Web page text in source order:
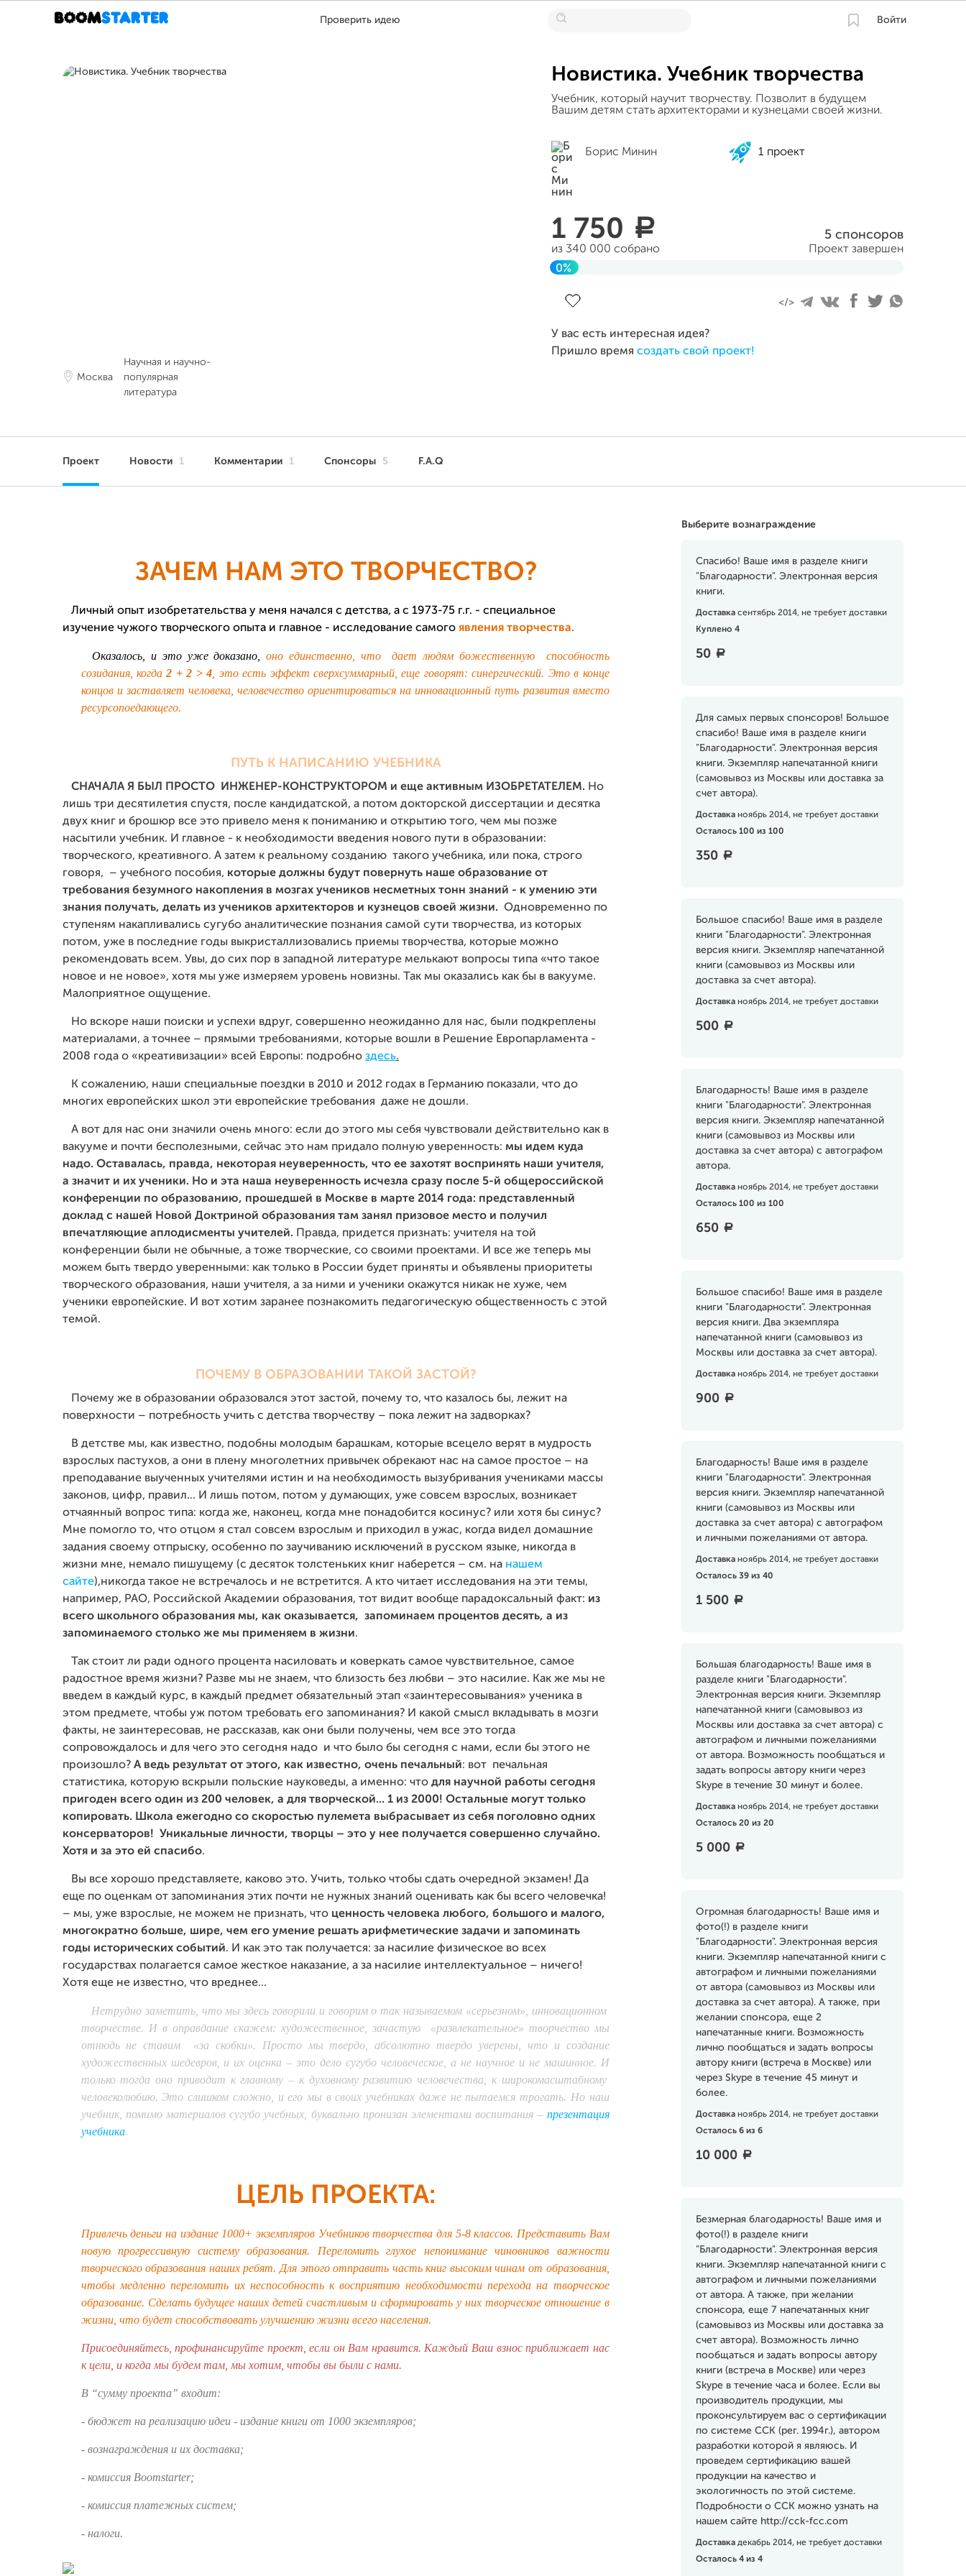
Проверить идею Войти
Москва
Научная и научно-
популярная
литература
Новистика. Учебник творчества
Учебник, который научит творчеству. Позволит в будущем
Вашим детям стать архитекторами и кузнецами своей жизни.
Борис Минин 1 проект
1 750 a
из 340 000 собрано
5 спонсоров
Проект завершен
0%
У вас есть интересная идея?
Пришло время создать свой проект!
Проект Новости 1 Комментарии 1 Спонсоры 5 F.A.Q
Выберите вознаграждение
Спасибо! Ваше имя в разделе книги
"Благодарности". Электронная версия
книги.
Доставка сентябрь 2014, не требует доставки
Куплено 4
50 a
Для самых первых спонсоров! Большое
спасибо! Ваше имя в разделе книги
"Благодарности". Электронная версия
книги. Экземпляр напечатанной книги
(самовывоз из Москвы или доставка за
счет автора).
Доставка ноябрь 2014, не требует доставки
Осталось 100 из 100
350 a
Большое спасибо! Ваше имя в разделе
книги "Благодарности". Электронная
версия книги. Экземпляр напечатанной
книги (самовывоз из Москвы или
доставка за счет автора).
Доставка ноябрь 2014, не требует доставки
500 a
Благодарность! Ваше имя в разделе
книги "Благодарности". Электронная
версия книги. Экземпляр напечатанной
книги (самовывоз из Москвы или
доставка за счет автора) с автографом
автора.
Доставка ноябрь 2014, не требует доставки
Осталось 100 из 100
650 a
Большое спасибо! Ваше имя в разделе
книги "Благодарности". Электронная
версия книги. Два экземпляра
напечатанной книги (самовывоз из
Москвы или доставка за счет автора).
Доставка ноябрь 2014, не требует доставки
900 a
Благодарность! Ваше имя в разделе
книги "Благодарности". Электронная
версия книги. Экземпляр напечатанной
книги (самовывоз из Москвы или
доставка за счет автора) с автографом
и личными пожеланиями от автора.
Доставка ноябрь 2014, не требует доставки
Осталось 39 из 40
1 500 a
Большая благодарность! Ваше имя в
разделе книги "Благодарности".
Электронная версия книги. Экземпляр
напечатанной книги (самовывоз из
Москвы или доставка за счет автора) с
автографом и личными пожеланиями
от автора. Возможность пообщаться и
задать вопросы автору книги через
Skype в течение 30 минут и более.
Доставка ноябрь 2014, не требует доставки
Осталось 20 из 20
5 000 a
Огромная благодарность! Ваше имя и
фото(!) в разделе книги
"Благодарности". Электронная версия
книги. Экземпляр напечатанной книги с
автографом и личными пожеланиями
от автора (самовывоз из Москвы или
доставка за счет автора). А также, при
желании спонсора, еще 2
напечатанные книги. Возможность
лично пообщаться и задать вопросы
автору книги (встреча в Москве) или
через Skype в течение 45 минут и
более.
Доставка ноябрь 2014, не требует доставки
Осталось 6 из 6
10 000 a
Безмерная благодарность! Ваше имя и
фото(!) в разделе книги
"Благодарности". Электронная версия
книги. Экземпляр напечатанной книги с
автографом и личными пожеланиями
от автора. А также, при желании
спонсора, еще 7 напечатанных книг
(самовывоз из Москвы или доставка за
счет автора). Возможность лично
пообщаться и задать вопросы автору
книги (встреча в Москве) или через
Skype в течение часа и более. Если вы
производитель продукции, мы
проконсультируем вас о сертификации
по системе ССК (рег. 1994г.), автором
разработки которой я являюсь. И
проведем сертификацию вашей
продукции на качество и
экологичность по этой системе.
Подробности о ССК можно узнать на
нашем сайте http://cck-fcc.com
Доставка декабрь 2014, не требует доставки
Осталось 4 из 4
ЗАЧЕМ НАМ ЭТО ТВОРЧЕСТВО?
Личный опыт изобретательства у меня начался с детства, а с 1973-75 г.г. - специальное
изучение чужого творческого опыта и главное - исследование самого явления творчества.
Оказалось, и это уже доказано,
оно единственно, что дает людям божественную способность
созидания, когда2 + 2 > 4 , это есть эффект сверхсуммарный, еще говорят: синергический. Это в конце
концов и заставляет человека, человечество ориентироваться на инновационный путь развития вместо
ресурсопоедающего.
ПУТЬ К НАПИСАНИЮ УЧЕБНИКА
СНАЧАЛА Я БЫЛ ПРОСТО ИНЖЕНЕР-КОНСТРУКТОРОМ и еще активным ИЗОБРЕТАТЕЛЕМ. Но
лишь три десятилетия спустя, после кандидатской, а потом докторской диссертации и десятка
двух книг и брошюр все это привело меня к пониманию и открытию того, чем мы позже
насытили учебник. И главное - к необходимости введения нового пути в образовании:
творческого, креативного. А затем к реальному созданию такого учебника, или пока, строго
говоря, – учебного пособия, которые должны будут повернуть наше образование от
требования безумного накопления в мозгах учеников несметных тонн знаний - к умению эти
знания получать, делать из учеников архитекторов и кузнецов своей жизни. Одновременно по
ступеням накапливались сугубо аналитические познания самой сути творчества, из которых
потом, уже в последние годы выкристаллизовались приемы творчества, которые можно
рекомендовать всем. Увы, до сих пор в западной литературе мелькают вопросы типа «что такое
новое и не новое», хотя мы уже измеряем уровень новизны. Так мы оказались как бы в вакууме.
Малоприятное ощущение.
Но вскоре наши поиски и успехи вдруг, совершенно неожиданно для нас, были подкреплены
материалами, а точнее – прямыми требованиями, которые вошли в Решение Европарламента -
2008 года о «креативизации» всей Европы: подробно здесь.
К сожалению, наши специальные поездки в 2010 и 2012 годах в Германию показали, что до
многих европейских школ эти европейские требования даже не дошли.
А вот для нас они значили очень много: если до этого мы себя чувствовали действительно как в
вакууме и почти бесполезными, сейчас это нам придало полную уверенность: мы идем куда
надо. Оставалась, правда, некоторая неуверенность, что ее захотят воспринять наши учителя,
а значит и их ученики. Но и эта наша неуверенность исчезла сразу после 5-й общероссийской
конференции по образованию, прошедшей в Москве в марте 2014 года: представленный
доклад с нашей Новой Доктриной образования там занял призовое место и получил
впечатляющие аплодисменты учителей. Правда, придется признать: учителя на той
конференции были не обычные, а тоже творческие, со своими проектами. И все же теперь мы
можем быть твердо уверенными: как только в России будет приняты и объявлены приоритеты
творческого образования, наши учителя, а за ними и ученики окажутся никак не хуже, чем
ученики европейские. И вот хотим заранее познакомить педагогическую общественность с этой
темой.
ПОЧЕМУ В ОБРАЗОВАНИИ ТАКОЙ ЗАСТОЙ?
Почему же в образовании образовался этот застой, почему то, что казалось бы, лежит на
поверхности – потребность учить с детства творчеству – пока лежит на задворках?
В детстве мы, как известно, подобны молодым барашкам, которые всецело верят в мудрость
взрослых пастухов, а они в плену многолетних привычек обрекают нас на самое простое – на
преподавание выученных учителями истин и на необходимость вызубривания учениками массы
законов, цифр, правил... И лишь потом, потом у думающих, уже совсем взрослых, возникает
отчаянный вопрос типа: когда же, наконец, когда мне понадобится косинус? или хотя бы синус?
Мне помогло то, что отцом я стал совсем взрослым и приходил в ужас, когда видел домашние
задания своему отпрыску, особенно по заучиванию исключений в русском языке, никогда в
жизни мне, немало пишущему (с десяток толстеньких книг наберется – см. на нашем
сайте),никогда такое не встречалось и не встретится. А кто читает исследования на эти темы,
например, РАО, Российской Академии образования, тот видит вообще парадоксальный факт: из
всего школьного образования мы, как оказывается, запоминаем процентов десять, а из
запоминаемого столько же мы применяем в жизни.
Так стоит ли ради одного процента насиловать и коверкать самое чувствительное, самое
радостное время жизни? Разве мы не знаем, что близость без любви – это насилие. Как же мы не
введем в каждый курс, в каждый предмет обязательный этап «заинтересовывания» ученика в
этом предмете, чтобы уж потом требовать его запоминания? И какой смысл вкладывать в мозги
факты, не заинтересовав, не рассказав, как они были получены, чем все это тогда
сопровождалось и для чего это сегодня надо и что было бы сегодня с нами, если бы этого не
произошло? А ведь результат от этого, как известно, очень печальный: вот печальная
статистика, которую вскрыли польские науковеды, а именно: что для научной работы сегодня
пригоден всего один из 200 человек, а для творческой... 1 из 2000! Остальные могут только
копировать. Школа ежегодно со скоростью пулемета выбрасывает из себя поголовно одних
консерваторов! Уникальные личности, творцы – это у нее получается совершенно случайно.
Хотя и за это ей спасибо.
Вы все хорошо представляете, каково это. Учить, только чтобы сдать очередной экзамен! Да
еще по оценкам от запоминания этих почти не нужных знаний оценивать как бы всего человечка!
– мы, уже взрослые, не можем не признать, что ценность человека любого, большого и малого,
многократно больше, шире, чем его умение решать арифметические задачи и запоминать
годы исторических событий. И как это так получается: за насилие физическое во всех
государствах полагается самое жесткое наказание, а за насилие интеллектуальное – ничего!
Хотя еще не известно, что вреднее...
Нетрудно заметить, что мы здесь говорили и говорим о так называемом «серьезном», инновационном
творчестве. И в оправдание скажем: художественное, зачастую «развлекательное» творчество мы
отнюдь не ставим «за скобки». Просто мы твердо, абсолютно твердо уверены, что и создание
художественных шедевров, и их оценка – это дело сугубо человеческое, а не научное и не машинное. И
только тогда оно приводит к главному – к духовному развитию человечества, к широкомасштабному
человеколюбию. Это слишком сложно, и его мы в своих учебниках даже не пытаемся трогать. Но наш
учебник, помимо материалов сугубо учебных, буквально пронизан элементами воспитания – презентация
учебника.
ЦЕЛЬ ПРОЕКТА:
Привлечь деньги на издание 1000+ экземпляров Учебников творчества для 5-8 классов. Представить Вам
новую прогрессивную систему образования. Переломить глухое непонимание чиновников важности
творческого образования наших ребят. Для этого отправить часть книг высоким чинам от образования,
чтобы медленно переломить их неспособность к восприятию необходимости перехода на творческое
образование. Сделать будущее наших детей счастливым и сформировать у них творческое отношение в
жизни, что будет способствовать улучшению жизни всего населения.
Присоединяйтесь, профинансируйте проект, если он Вам нравится. Каждый Ваш взнос приближает нас
к цели, и когда мы будем там, мы хотим, чтобы вы были с нами.
В “сумму проекта” входит:
- бюджет на реализацию идеи - издание книги от 1000 экземпляров;
- вознаграждения и их доставка;
- комиссия Boomstarter;
- комиссия платежных систем;
- налоги.